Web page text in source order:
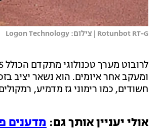
Rotunbot RT-G | צילום: Logon Technology
ומעקב אחר איומים. הוא נשאר יציב
חשודים, כמו רימוני גז מדמיע,
אולי יעניין אותך גם: מדענים